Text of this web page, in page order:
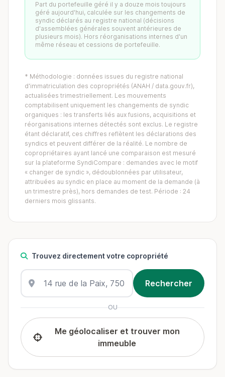
Part du portefeuille géré il y a douze mois toujours
géré aujourd'hui, calculée sur les changements de
syndic déclarés au registre national (décisions
d'assemblées générales souvent antérieures de
plusieurs mois). Hors réorganisations internes d'un
même réseau et cessions de portefeuille.
* Méthodologie : données issues du registre national
d'immatriculation des copropriétés (ANAH / data.gouv.fr),
actualisées trimestriellement. Les mouvements
comptabilisent uniquement les changements de syndic
organiques : les transferts liés aux fusions, acquisitions et
réorganisations internes détectés sont exclus. Le registre
étant déclaratif, ces chiffres reflètent les déclarations des
syndics et peuvent différer de la réalité. Le nombre de
copropriétaires ayant lancé une comparaison est mesuré
sur la plateforme SyndiCompare : demandes avec le motif
« changer de syndic », dédoublonnées par utilisateur,
attribuées au syndic en place au moment de la demande (à
un trimestre près), hors demandes de test. Période : 24
derniers mois glissants.
Trouvez directement votre copropriété
OU
Me géolocaliser et trouver mon
immeuble